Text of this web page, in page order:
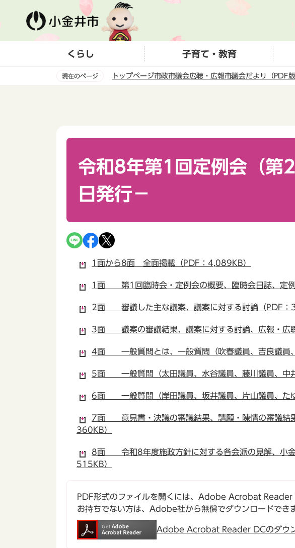
ー
くらし 子育て・教育
現在のページ トップページ市政市議会広聴・広報市議会だより（PDF版
令和8年第1回定例会（
日発行－
1面から8面 全面掲載（PDF：4,089KB）
1面 第1回臨時会・定例会の概要、臨時会日誌、定例
2面 審議した主な議案、議案に対する討論（PDF：
3面 議案の審議結果、議案に対する討論、広報・広
4面 一般質問とは、一般質問（吹春議員、吉良議員
5面 一般質問（太田議員、水谷議員、藤川議員、中
6面 一般質問（岸田議員、坂井議員、片山議員、た
7面 意見書・決議の審議結果、請願・陳情の審議結果
360KB）
8面 令和8年度施政方針に対する各会派の見解、小金
515KB）
PDF形式のファイルを開くには、Adobe Acrobat Reader
お持ちでない方は、Adobe社から無償でダウンロードでき
Adobe Acrobat Reader DCのダウ